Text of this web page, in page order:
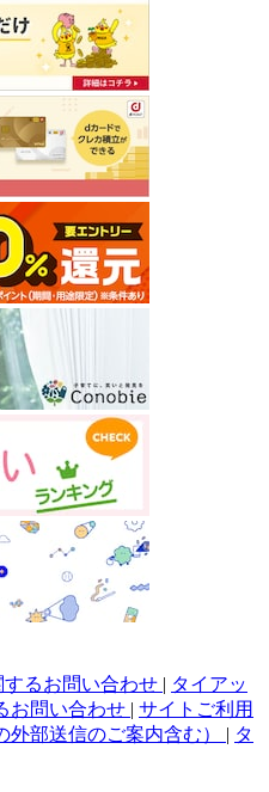
るお問い合わせ | タイアッ
お問い合わせ | サイトご利用
外部送信のご案内含む） | タ